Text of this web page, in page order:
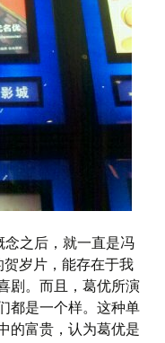
念之后，就一直是冯
岁片，能存在于我
剧。而且，葛优所演
都是一个样。这种单
的富贵，认为葛优是